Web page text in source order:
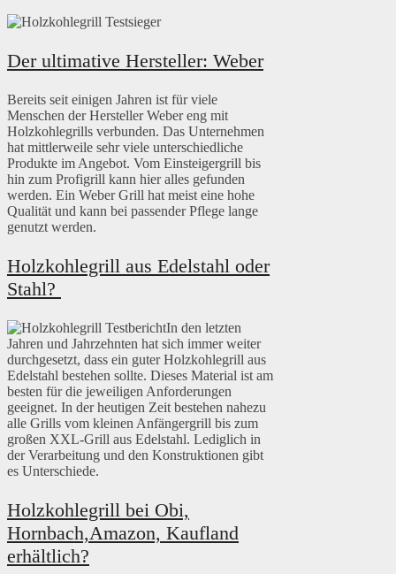
Der ultimative Hersteller: Weber
Bereits seit einigen Jahren ist für viele
Menschen der Hersteller Weber eng mit
Holzkohlegrills verbunden. Das Unternehmen
hat mittlerweile sehr viele unterschiedliche
Produkte im Angebot. Vom Einsteigergrill bis
hin zum Profigrill kann hier alles gefunden
werden. Ein Weber Grill hat meist eine hohe
Qualität und kann bei passender Pflege lange
genutzt werden.
Holzkohlegrill aus Edelstahl oder
Stahl?
In den letzten
Jahren und Jahrzehnten hat sich immer weiter
durchgesetzt, dass ein guter Holzkohlegrill aus
Edelstahl bestehen sollte. Dieses Material ist am
besten für die jeweiligen Anforderungen
geeignet. In der heutigen Zeit bestehen nahezu
alle Grills vom kleinen Anfängergrill bis zum
großen XXL-Grill aus Edelstahl. Lediglich in
der Verarbeitung und den Konstruktionen gibt
es Unterschiede.
Holzkohlegrill bei Obi,
Hornbach,Amazon, Kaufland
erhältlich?